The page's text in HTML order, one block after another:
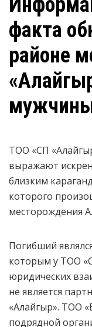
факта
районе
ТОО «СП
выражают
близким
которого
месторождения
Погибший
которым у ТОО
юридических
не является
«Алайгыр». ТОО
подрядной